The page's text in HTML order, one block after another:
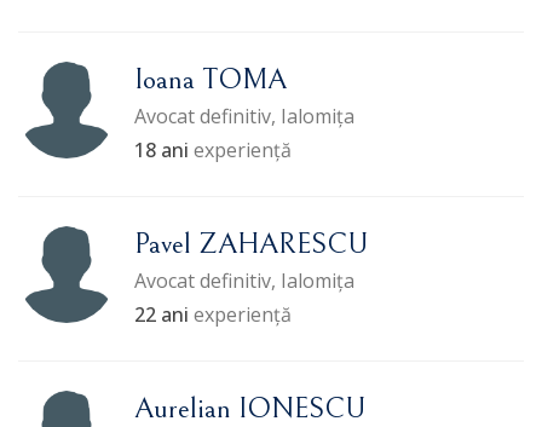
Ioana TOMA
Avocat definitiv, Ialomița
18 ani experiență
Pavel ZAHARESCU
Avocat definitiv, Ialomița
22 ani experiență
Aurelian IONESCU